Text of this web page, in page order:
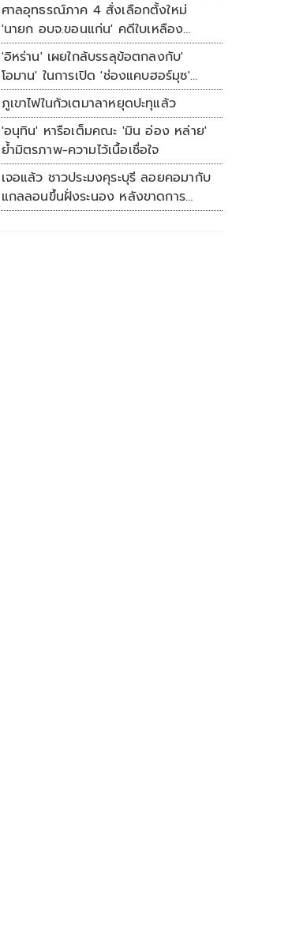
ศาลอุทธรณ์ภาค 4 สั่งเลือกตั้งใหม่
'นายก อบจ.ขอนแก่น' คดีใบเหลือง
'วัฒนา ช่างเหลา'
'อิหร่าน' เผยใกล้บรรลุข้อตกลงกับ'
โอมาน' ในการเปิด 'ช่องแคบฮอร์มุซ'
แล้ว แต่การเปิดขึ้นอยู่กับสหรัฐฯ
ภูเขาไฟในกัวเตมาลาหยุดปะทุแล้ว
'อนุทิน' หารือเต็มคณะ 'มิน อ่อง หล่าย'
ย้ำมิตรภาพ-ความไว้เนื้อเชื่อใจ
เจอแล้ว ชาวประมงคุระบุรี ลอยคอมากับ
แกลลอนขึ้นฝั่งระนอง หลังขาดการ
ติดต่อหลายวัน